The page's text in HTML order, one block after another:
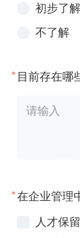
初步了
不了解
* 目前存在哪
*在企业管理
人才保留